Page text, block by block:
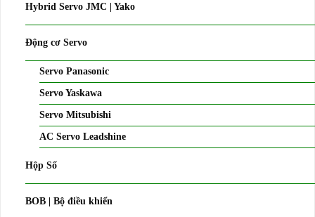
Hybrid Servo JMC | Yako
Động cơ Servo
Servo Panasonic
Servo Yaskawa
Servo Mitsubishi
AC Servo Leadshine
Hộp Số
BOB | Bộ điều khiển